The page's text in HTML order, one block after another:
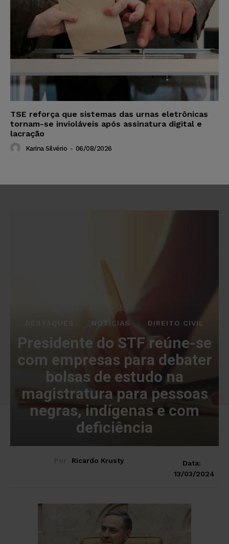
TSE reforça que sistemas das urnas eletrônicas
tornam-se invioláveis após assinatura digital e
lacração
Karina Silvério - 06/08/2026